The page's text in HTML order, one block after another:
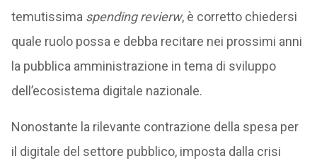
temutissima spending revierw, è corretto chiedersi
quale ruolo possa e debba recitare nei prossimi anni
la pubblica amministrazione in tema di sviluppo
dell’ecosistema digitale nazionale.
Nonostante la rilevante contrazione della spesa per
il digitale del settore pubblico, imposta dalla crisi